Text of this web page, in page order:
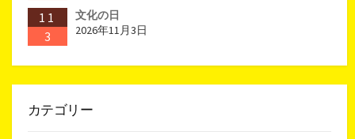
11
3
文化の日
2026年11月3日
カテゴリー